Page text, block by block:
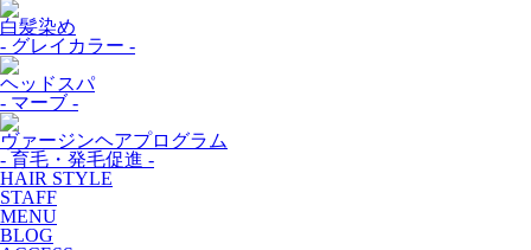
白髪染め
- グレイカラー -
ヘッドスパ
- マーブ -
ヴァージンヘアプログラム
- 育毛・発毛促進 -
HAIR STYLE
STAFF
MENU
BLOG